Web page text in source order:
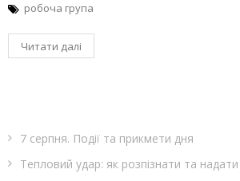
робоча група
Читати далі
7 серпня. Події та прикмети дня
Тепловий удар: як розпізнати та